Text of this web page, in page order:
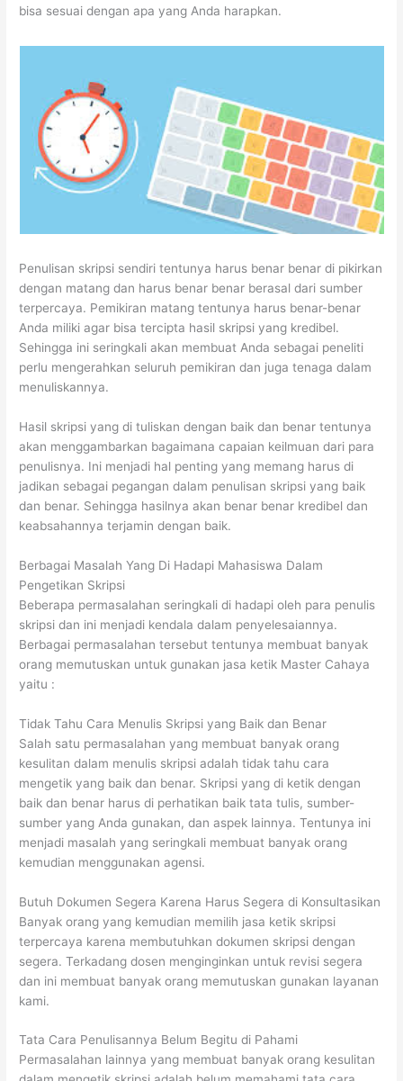
bisa sesuai dengan apa yang Anda harapkan.
Penulisan skripsi sendiri tentunya harus benar benar di pikirkan
dengan matang dan harus benar benar berasal dari sumber
terpercaya. Pemikiran matang tentunya harus benar-benar
Anda miliki agar bisa tercipta hasil skripsi yang kredibel.
Sehingga ini seringkali akan membuat Anda sebagai peneliti
perlu mengerahkan seluruh pemikiran dan juga tenaga dalam
menuliskannya.
Hasil skripsi yang di tuliskan dengan baik dan benar tentunya
akan menggambarkan bagaimana capaian keilmuan dari para
penulisnya. Ini menjadi hal penting yang memang harus di
jadikan sebagai pegangan dalam penulisan skripsi yang baik
dan benar. Sehingga hasilnya akan benar benar kredibel dan
keabsahannya terjamin dengan baik.
Berbagai Masalah Yang Di Hadapi Mahasiswa Dalam
Pengetikan Skripsi
Beberapa permasalahan seringkali di hadapi oleh para penulis
skripsi dan ini menjadi kendala dalam penyelesaiannya.
Berbagai permasalahan tersebut tentunya membuat banyak
orang memutuskan untuk gunakan jasa ketik Master Cahaya
yaitu :
Tidak Tahu Cara Menulis Skripsi yang Baik dan Benar
Salah satu permasalahan yang membuat banyak orang
kesulitan dalam menulis skripsi adalah tidak tahu cara
mengetik yang baik dan benar. Skripsi yang di ketik dengan
baik dan benar harus di perhatikan baik tata tulis, sumber-
sumber yang Anda gunakan, dan aspek lainnya. Tentunya ini
menjadi masalah yang seringkali membuat banyak orang
kemudian menggunakan agensi.
Butuh Dokumen Segera Karena Harus Segera di Konsultasikan
Banyak orang yang kemudian memilih jasa ketik skripsi
terpercaya karena membutuhkan dokumen skripsi dengan
segera. Terkadang dosen menginginkan untuk revisi segera
dan ini membuat banyak orang memutuskan gunakan layanan
kami.
Tata Cara Penulisannya Belum Begitu di Pahami
Permasalahan lainnya yang membuat banyak orang kesulitan